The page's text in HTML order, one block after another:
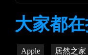
大家都
Apple 居然之家